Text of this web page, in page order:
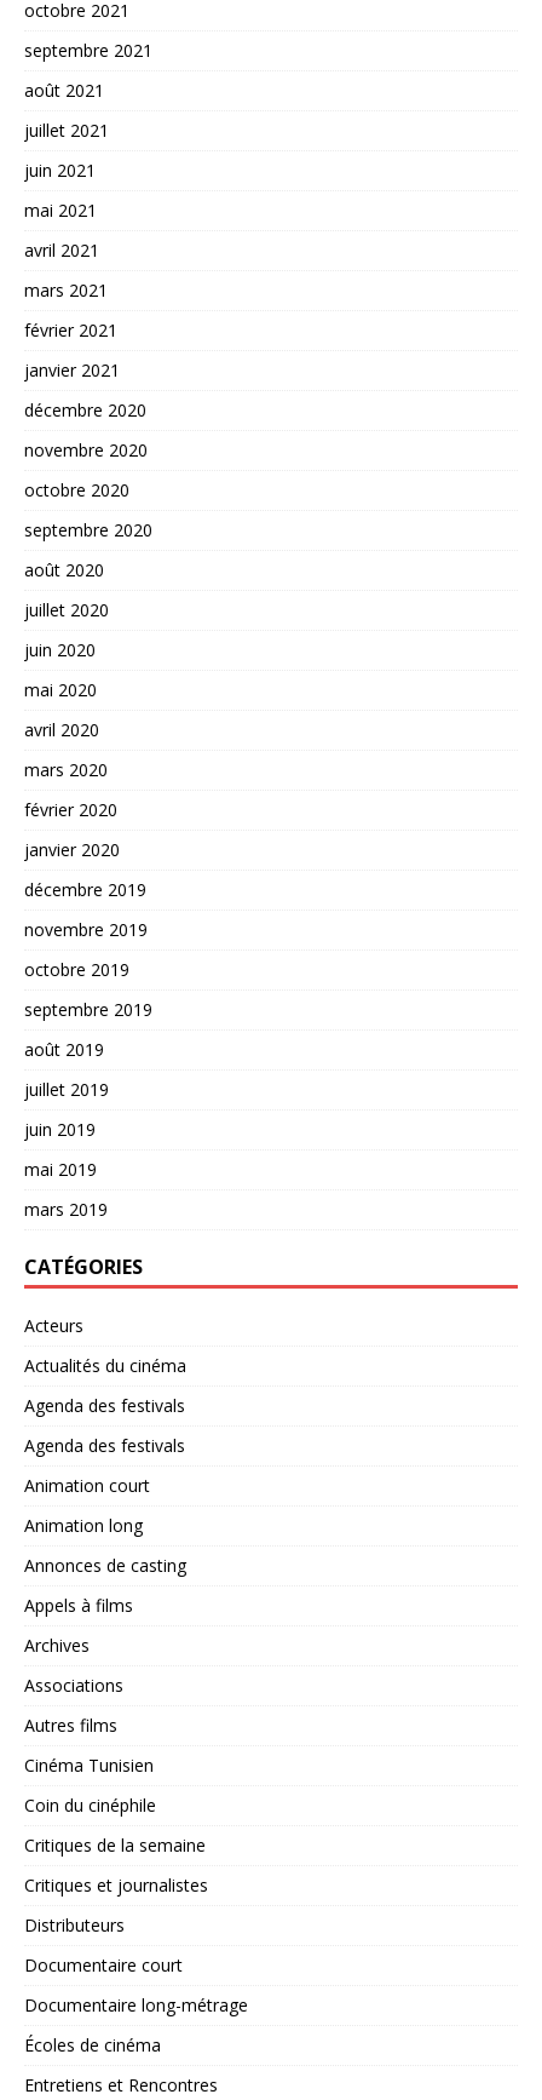
octobre 2021
septembre 2021
août 2021
juillet 2021
juin 2021
mai 2021
avril 2021
mars 2021
février 2021
janvier 2021
décembre 2020
novembre 2020
octobre 2020
septembre 2020
août 2020
juillet 2020
juin 2020
mai 2020
avril 2020
mars 2020
février 2020
janvier 2020
décembre 2019
novembre 2019
octobre 2019
septembre 2019
août 2019
juillet 2019
juin 2019
mai 2019
mars 2019
CATÉGORIES
Acteurs
Actualités du cinéma
Agenda des festivals
Agenda des festivals
Animation court
Animation long
Annonces de casting
Appels à films
Archives
Associations
Autres films
Cinéma Tunisien
Coin du cinéphile
Critiques de la semaine
Critiques et journalistes
Distributeurs
Documentaire court
Documentaire long-métrage
Écoles de cinéma
Entretiens et Rencontres